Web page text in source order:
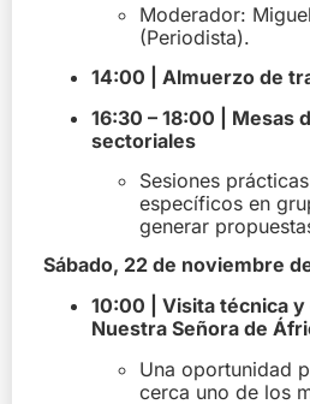
Moderador:
(Periodista).
14:00 | Almuerzo de
16:30 – 18:00 | Mesas
sectoriales
Sesiones
específicos en
generar
Sábado, 22 de noviembre
10:00 | Visita técnica
Nuestra Señora de
Una oportunidad
cerca uno de los